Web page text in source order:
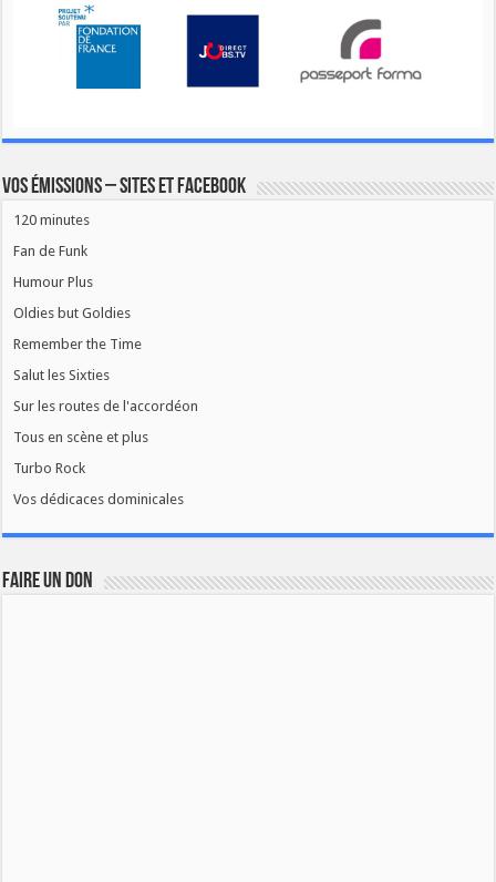
Vos émissions – Sites et Facebook
120 minutes
Fan de Funk
Humour Plus
Oldies but Goldies
Remember the Time
Salut les Sixties
Sur les routes de l'accordéon
Tous en scène et plus
Turbo Rock
Vos dédicaces dominicales
FAIRE UN DON